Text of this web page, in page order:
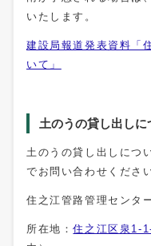
いたします。
建設局報道発表資料「
いて」
土のうの貸し出しに
土のうの貸し出しにつ
でお問い合わせくださ
住之江管路管理センタ
所在地：住之江区泉1-